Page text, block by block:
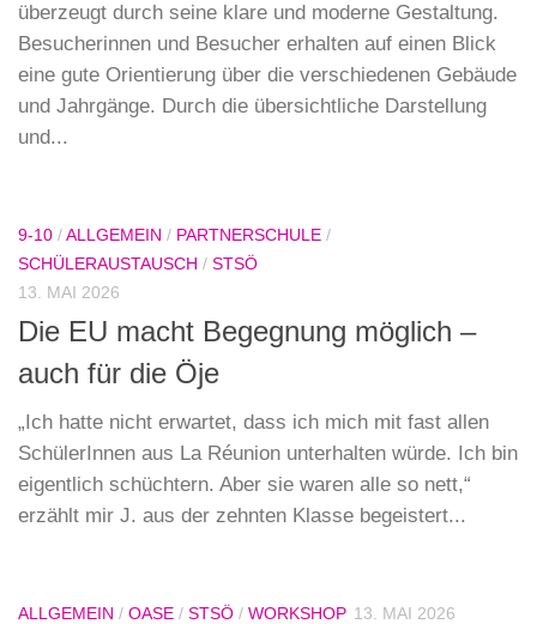
überzeugt durch seine klare und moderne Gestaltung.
Besucherinnen und Besucher erhalten auf einen Blick
eine gute Orientierung über die verschiedenen Gebäude
und Jahrgänge. Durch die übersichtliche Darstellung
und...
9-10 /ALLGEMEIN / PARTNERSCHULE /
SCHÜLERAUSTAUSCH / STSÖ
13. MAI 2026
Die EU macht Begegnung möglich –
auch für die Öje
„Ich hatte nicht erwartet, dass ich mich mit fast allen
SchülerInnen aus La Réunion unterhalten würde. Ich bin
eigentlich schüchtern. Aber sie waren alle so nett,“
erzählt mir J. aus der zehnten Klasse begeistert...
ALLGEMEIN / OASE / STSÖ / WORKSHOP 13. MAI 2026